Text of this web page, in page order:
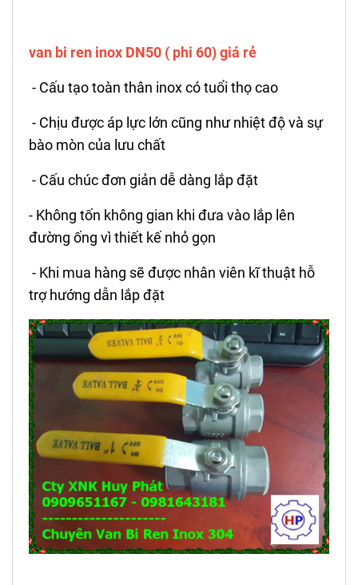
van bi ren inox DN50 ( phi 60) giá rẻ
- Cấu tạo toàn thân inox có tuổi thọ cao
- Chịu được áp lực lớn cũng như nhiệt độ và sự
bào mòn của lưu chất
- Cấu chúc đơn giản dễ dàng lắp đặt
- Không tốn không gian khi đưa vào lắp lên
đường ống vì thiết kế nhỏ gọn
- Khi mua hàng sẽ được nhân viên kĩ thuật hỗ
trợ hướng dẫn lắp đặt